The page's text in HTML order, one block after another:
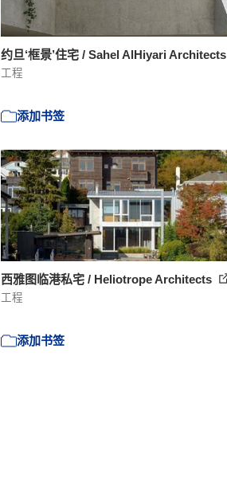
约旦‘框景’住宅 / Sahel AlHiyari Architects
工程
添加书签
西雅图临港私宅 / Heliotrope Architects
工程
添加书签